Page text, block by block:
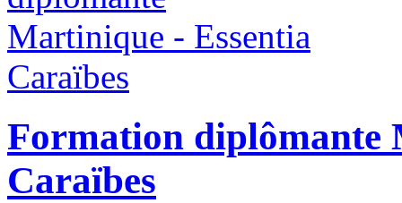
Formation diplômante
Caraïbes